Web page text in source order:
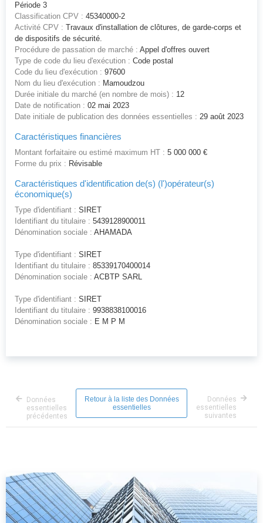
Période 3
Classification CPV : 45340000-2
Activité CPV : Travaux d'installation de clôtures, de garde-corps et
de dispositifs de sécurité.
Procédure de passation de marché : Appel d'offres ouvert
Type de code du lieu d'exécution : Code postal
Code du lieu d'exécution : 97600
Nom du lieu d'exécution : Mamoudzou
Durée initiale du marché (en nombre de mois) : 12
Date de notification : 02 mai 2023
Date initiale de publication des données essentielles : 29 août 2023
Caractéristiques financières
Montant forfaitaire ou estimé maximum HT : 5 000 000 €
Forme du prix : Révisable
Caractéristiques d'identification de(s) (l')opérateur(s)
économique(s)
Type d'identifiant : SIRET
Identifiant du titulaire : 5439128900011
Dénomination sociale : AHAMADA
Type d'identifiant : SIRET
Identifiant du titulaire : 85339170400014
Dénomination sociale : ACBTP SARL
Type d'identifiant : SIRET
Identifiant du titulaire : 9938838100016
Dénomination sociale : E M P M
Données
essentielles
précédentes
Retour à la liste des Données
essentielles
Données
essentielles
suivantes